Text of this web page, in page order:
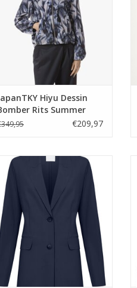
Hiyu Dessin
Rits Summer
€209,97
JapanTKY Anna Blazer Black
TOEVOEGEN AAN WINKELWAGEN